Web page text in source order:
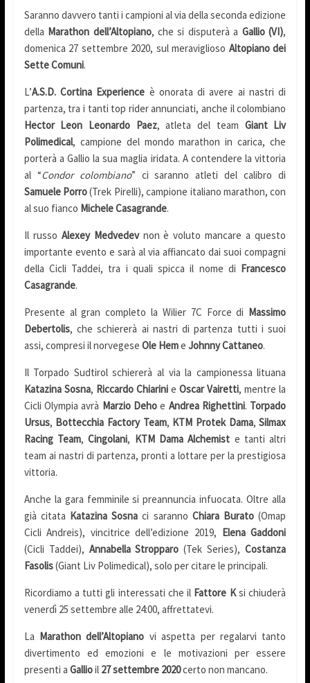
Saranno davvero tanti i campioni al via della seconda edizione
della Marathon dell’Altopiano, che si disputerà a Gallio (VI),
domenica 27 settembre 2020, sul meraviglioso Altopiano dei
Sette Comuni.
L’A.S.D.Cortina Experience è onorata di avere ai nastri di
partenza, tra i tanti top rider annunciati, anche il colombiano
Hector Leon Leonardo Paez, atleta del team Giant Liv
Polimedical, campione del mondo marathon in carica, che
porterà a Gallio la sua maglia iridata. A contendere la vittoria
al “Condor colombiano” ci saranno atleti del calibro di
Samuele Porro(Trek Pirelli), campione italiano marathon, con
al suo fianco Michele Casagrande.
Il russo Alexey Medvedevnon è voluto mancare a questo
importante evento e sarà al via affiancato dai suoi compagni
della Cicli Taddei, tra i quali spicca il nome di Francesco
Casagrande.
Presente al gran completo la Wilier 7C Force di Massimo
Debertolis, che schiererà ai nastri di partenza tutti i suoi
assi, compresi il norvegese Ole Heme Johnny Cattaneo.
Il Torpado Sudtirol schiererà al via la campionessa lituana
Katazina Sosna, Riccardo ChiarinieOscar Vairetti, mentre la
Cicli Olympia avrà Marzio Deho e Andrea Righettini. Torpado
Ursus, Bottecchia Factory Team, KTM Protek Dama,Silmax
Racing Team,Cingolani, KTM Dama Alchemist e tanti altri
team ai nastri di partenza, pronti a lottare per la prestigiosa
vittoria.
Anche la gara femminile si preannuncia infuocata. Oltre alla
già citata Katazina Sosna ci saranno Chiara Burato (Omap
Cicli Andreis), vincitrice dell’edizione 2019, Elena Gaddoni
(Cicli Taddei), Annabella Stropparo (Tek Series),Costanza
Fasolis(Giant Liv Polimedical), solo per citare le principali.
Ricordiamo a tutti gli interessati che il Fattore Ksi chiuderà
venerdì 25 settembre alle 24:00, affrettatevi.
La Marathon dell’Altopiano vi aspetta per regalarvi tanto
divertimento ed emozioni e le motivazioni per essere
presenti a Gallioil 27 settembre 2020certo non mancano.